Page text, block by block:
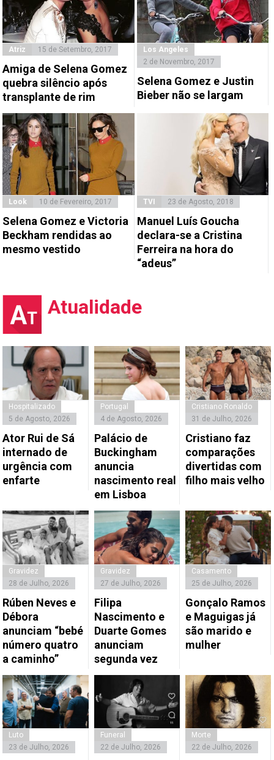
Atriz 15 de Setembro, 2017
Amiga de Selena Gomez
quebra silêncio após
transplante de rim
Los Angeles
2 de Novembro, 2017
Selena Gomez e Justin
Bieber não se largam
Look 10 de Fevereiro, 2017
Selena Gomez e Victoria
Beckham rendidas ao
mesmo vestido
TVI 23 de Agosto, 2018
Manuel Luís Goucha
declara-se a Cristina
Ferreira na hora do
“adeus”
Atualidade
Hospitalizado
5 de Agosto, 2026
Ator Rui de Sá
internado de
urgência com
enfarte
Portugal
4 de Agosto, 2026
Palácio de
Buckingham
anuncia
nascimento real
em Lisboa
Cristiano Ronaldo
31 de Julho, 2026
Cristiano faz
comparações
divertidas com
filho mais velho
Gravidez
28 de Julho, 2026
Rúben Neves e
Débora
anunciam “bebé
número quatro
a caminho”
Gravidez
27 de Julho, 2026
Filipa
Nascimento e
Duarte Gomes
anunciam
segunda vez
Casamento
25 de Julho, 2026
Gonçalo Ramos
e Maguigas já
são marido e
mulher
Luto
23 de Julho, 2026
Funeral
22 de Julho, 2026
Morte
22 de Julho, 2026